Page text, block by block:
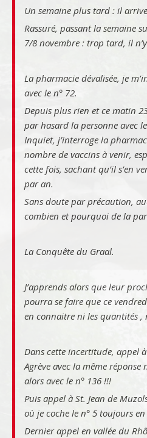
Un semaine plus tard : il
Rassuré, passant la semaine
7/8 novembre : trop tard, il
La pharmacie dévalisée, je
avec le n° 72.
Depuis plus rien et ce matin
par hasard la personne avec
Inquiet, j’interroge la
nombre de vaccins à venir,
cette fois, sachant qu’il s’en
par an.
Sans doute par précaution,
combien et pourquoi de la
La Conquête du Graal.
J’apprends alors que leur
pourra se faire que ce
en connaitre ni les quantités ,
Dans cette incertitude, appel
Agrève avec la même réponse
alors avec le n° 136 !!!
Puis appel à St. Jean de
où je coche le n° 5 toujours
Dernier appel en vallée du